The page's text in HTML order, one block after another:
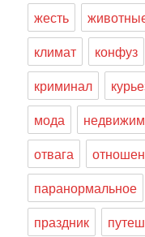
жесть
климат
конфуз
криминал
мода
отвага
паранормальное
праздник